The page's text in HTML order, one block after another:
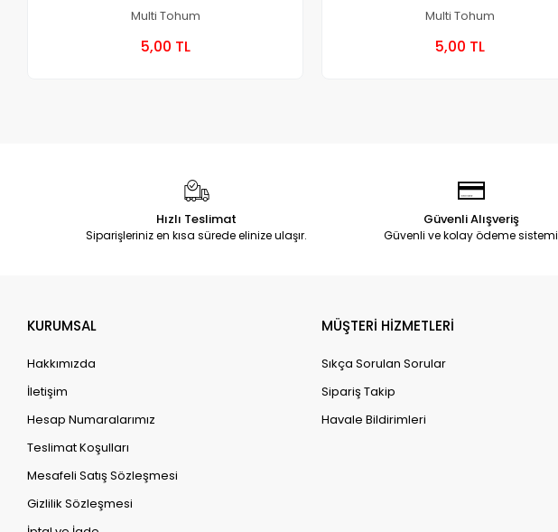
Multi Tohum
5,00 TL
Multi Tohum
5,00 TL
Hızlı Teslimat
Siparişleriniz en kısa sürede elinize ulaşır.
Güvenli Alışveriş
Güvenli ve kolay ödeme sistemi
KURUMSAL
Hakkımızda
İletişim
Hesap Numaralarımız
Teslimat Koşulları
Mesafeli Satış Sözleşmesi
Gizlilik Sözleşmesi
MÜŞTERİ HİZMETLERİ
Sıkça Sorulan Sorular
Sipariş Takip
Havale Bildirimleri